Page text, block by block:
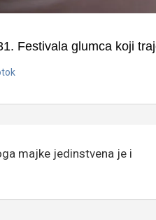
Festivala glumca koji
majke jedinstvena je i